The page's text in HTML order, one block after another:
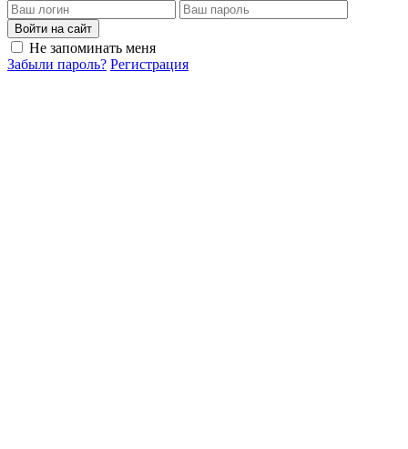
Войти на сайт
Не запоминать меня
Забыли пароль? Регистрация